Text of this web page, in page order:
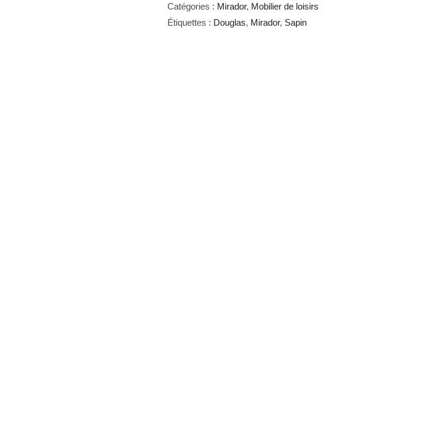
Catégories : Mirador, Mobilier de loisirs
Étiquettes : Douglas, Mirador, Sapin